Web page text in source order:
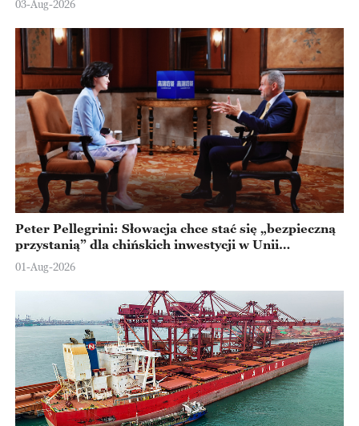
03-Aug-2026
Peter Pellegrini: Słowacja chce stać się „bezpieczną
przystanią” dla chińskich inwestycji w Unii
Europejskiej
01-Aug-2026